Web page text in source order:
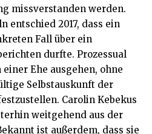
missverstanden werden.
entschied 2017, dass ein
Fall über ein
durfte. Prozessual
Ehe ausgehen, ohne
Selbstauskunft der
Carolin Kebekus
weitgehend aus der
ist außerdem, dass sie